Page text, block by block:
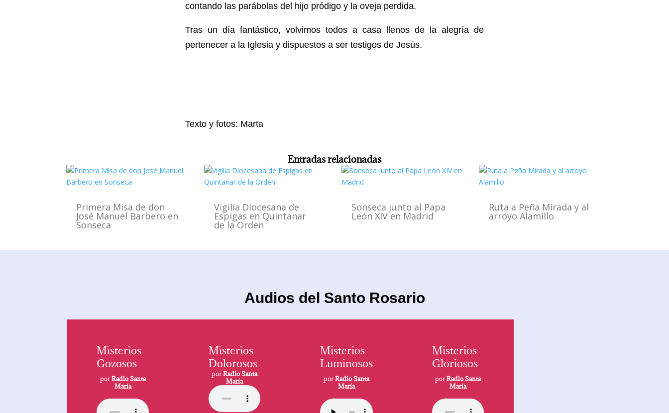
contando las parábolas del hijo pródigo y la oveja perdida.
Tras un día fantástico, volvimos todos a casa llenos de la alegría de
pertenecer a la Iglesia y dispuestos a ser testigos de Jesús.
Texto y fotos: Marta
Entradas relacionadas
Primera Misa de don
José Manuel Barbero en
Sonseca
Vigilia Diocesana de
Espigas en Quintanar
de la Orden
Sonseca junto al Papa
León XIV en Madrid
Ruta a Peña Mirada y al
arroyo Alamillo
Audios del Santo Rosario
Misterios
Gozosos
porRadio Santa
María
Misterios
Dolorosos
porRadio Santa
María
Misterios
Luminosos
porRadio Santa
María
Misterios
Gloriosos
porRadio Santa
María